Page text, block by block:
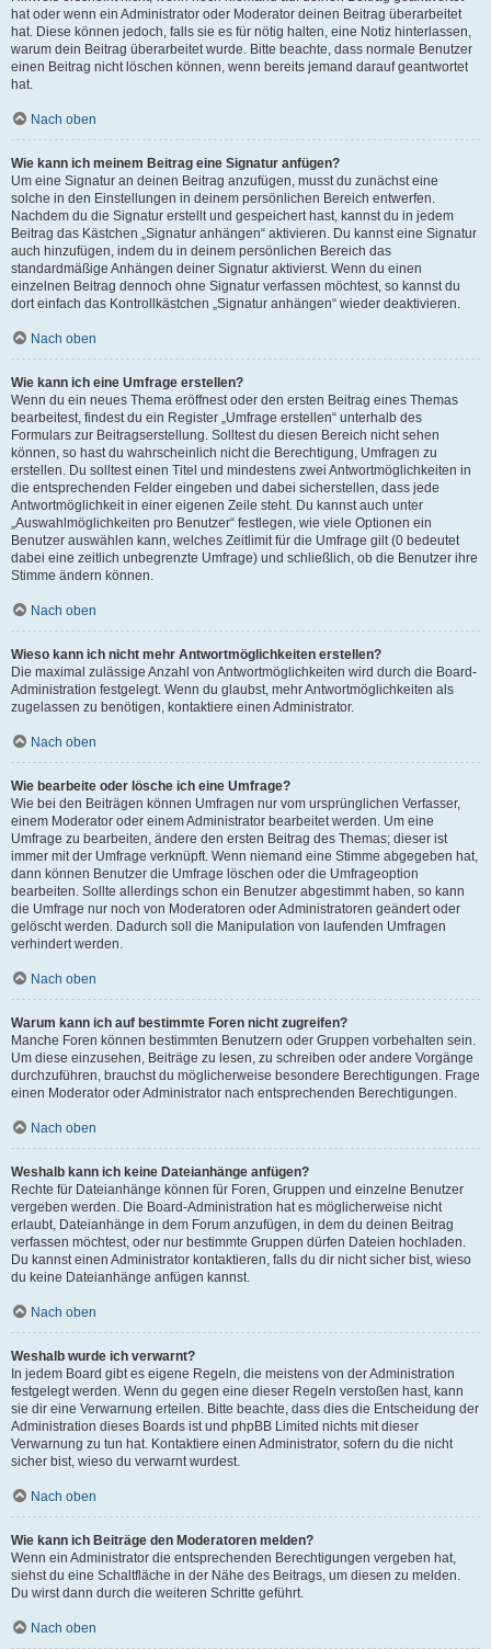
hat oder wenn ein Administrator oder Moderator deinen Beitrag überarbeitet
hat. Diese können jedoch, falls sie es für nötig halten, eine Notiz hinterlassen,
warum dein Beitrag überarbeitet wurde. Bitte beachte, dass normale Benutzer
einen Beitrag nicht löschen können, wenn bereits jemand darauf geantwortet
hat.
Nach oben
Wie kann ich meinem Beitrag eine Signatur anfügen?
Um eine Signatur an deinen Beitrag anzufügen, musst du zunächst eine
solche in den Einstellungen in deinem persönlichen Bereich entwerfen.
Nachdem du die Signatur erstellt und gespeichert hast, kannst du in jedem
Beitrag das Kästchen „Signatur anhängen“ aktivieren. Du kannst eine Signatur
auch hinzufügen, indem du in deinem persönlichen Bereich das
standardmäßige Anhängen deiner Signatur aktivierst. Wenn du einen
einzelnen Beitrag dennoch ohne Signatur verfassen möchtest, so kannst du
dort einfach das Kontrollkästchen „Signatur anhängen“ wieder deaktivieren.
Nach oben
Wie kann ich eine Umfrage erstellen?
Wenn du ein neues Thema eröffnest oder den ersten Beitrag eines Themas
bearbeitest, findest du ein Register „Umfrage erstellen“ unterhalb des
Formulars zur Beitragserstellung. Solltest du diesen Bereich nicht sehen
können, so hast du wahrscheinlich nicht die Berechtigung, Umfragen zu
erstellen. Du solltest einen Titel und mindestens zwei Antwortmöglichkeiten in
die entsprechenden Felder eingeben und dabei sicherstellen, dass jede
Antwortmöglichkeit in einer eigenen Zeile steht. Du kannst auch unter
„Auswahlmöglichkeiten pro Benutzer“ festlegen, wie viele Optionen ein
Benutzer auswählen kann, welches Zeitlimit für die Umfrage gilt (0 bedeutet
dabei eine zeitlich unbegrenzte Umfrage) und schließlich, ob die Benutzer ihre
Stimme ändern können.
Nach oben
Wieso kann ich nicht mehr Antwortmöglichkeiten erstellen?
Die maximal zulässige Anzahl von Antwortmöglichkeiten wird durch die Board-
Administration festgelegt. Wenn du glaubst, mehr Antwortmöglichkeiten als
zugelassen zu benötigen, kontaktiere einen Administrator.
Nach oben
Wie bearbeite oder lösche ich eine Umfrage?
Wie bei den Beiträgen können Umfragen nur vom ursprünglichen Verfasser,
einem Moderator oder einem Administrator bearbeitet werden. Um eine
Umfrage zu bearbeiten, ändere den ersten Beitrag des Themas; dieser ist
immer mit der Umfrage verknüpft. Wenn niemand eine Stimme abgegeben hat,
dann können Benutzer die Umfrage löschen oder die Umfrageoption
bearbeiten. Sollte allerdings schon ein Benutzer abgestimmt haben, so kann
die Umfrage nur noch von Moderatoren oder Administratoren geändert oder
gelöscht werden. Dadurch soll die Manipulation von laufenden Umfragen
verhindert werden.
Nach oben
Warum kann ich auf bestimmte Foren nicht zugreifen?
Manche Foren können bestimmten Benutzern oder Gruppen vorbehalten sein.
Um diese einzusehen, Beiträge zu lesen, zu schreiben oder andere Vorgänge
durchzuführen, brauchst du möglicherweise besondere Berechtigungen. Frage
einen Moderator oder Administrator nach entsprechenden Berechtigungen.
Nach oben
Weshalb kann ich keine Dateianhänge anfügen?
Rechte für Dateianhänge können für Foren, Gruppen und einzelne Benutzer
vergeben werden. Die Board-Administration hat es möglicherweise nicht
erlaubt, Dateianhänge in dem Forum anzufügen, in dem du deinen Beitrag
verfassen möchtest, oder nur bestimmte Gruppen dürfen Dateien hochladen.
Du kannst einen Administrator kontaktieren, falls du dir nicht sicher bist, wieso
du keine Dateianhänge anfügen kannst.
Nach oben
Weshalb wurde ich verwarnt?
In jedem Board gibt es eigene Regeln, die meistens von der Administration
festgelegt werden. Wenn du gegen eine dieser Regeln verstoßen hast, kann
sie dir eine Verwarnung erteilen. Bitte beachte, dass dies die Entscheidung der
Administration dieses Boards ist und phpBB Limited nichts mit dieser
Verwarnung zu tun hat. Kontaktiere einen Administrator, sofern du die nicht
sicher bist, wieso du verwarnt wurdest.
Nach oben
Wie kann ich Beiträge den Moderatoren melden?
Wenn ein Administrator die entsprechenden Berechtigungen vergeben hat,
siehst du eine Schaltfläche in der Nähe des Beitrags, um diesen zu melden.
Du wirst dann durch die weiteren Schritte geführt.
Nach oben